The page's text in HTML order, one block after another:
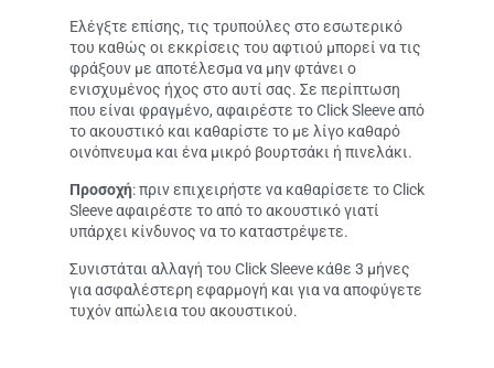
Ελέγξτε επίσης, τις τρυπούλες στο εσωτερικό
του καθώς οι εκκρίσεις του αφτιού μπορεί να τις
φράξουν με αποτέλεσμα να μην φτάνει ο
ενισχυμένος ήχος στο αυτί σας. Σε περίπτωση
που είναι φραγμένο, αφαιρέστε το Click Sleeve από
το ακουστικό και καθαρίστε το με λίγο καθαρό
οινόπνευμα και ένα μικρό βουρτσάκι ή πινελάκι.
Προσοχή: πριν επιχειρήστε να καθαρίσετε το Click
Sleeve αφαιρέστε το από το ακουστικό γιατί
υπάρχει κίνδυνος να το καταστρέψετε.
Συνιστάται αλλαγή του Click Sleeve κάθε 3 μήνες
για ασφαλέστερη εφαρμογή και για να αποφύγετε
τυχόν απώλεια του ακουστικού.